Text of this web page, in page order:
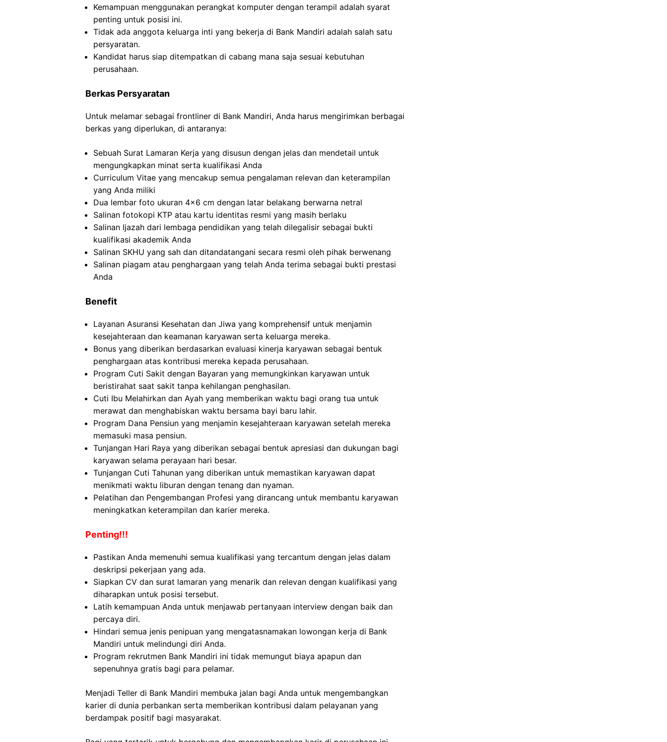
Kemampuan menggunakan perangkat komputer dengan terampil adalah syarat
penting untuk posisi ini.
Tidak ada anggota keluarga inti yang bekerja di Bank Mandiri adalah salah satu
persyaratan.
Kandidat harus siap ditempatkan di cabang mana saja sesuai kebutuhan
perusahaan.
Berkas Persyaratan
Untuk melamar sebagai frontliner di Bank Mandiri, Anda harus mengirimkan berbagai
berkas yang diperlukan, di antaranya:
Sebuah Surat Lamaran Kerja yang disusun dengan jelas dan mendetail untuk
mengungkapkan minat serta kualifikasi Anda
Curriculum Vitae yang mencakup semua pengalaman relevan dan keterampilan
yang Anda miliki
Dua lembar foto ukuran 4×6 cm dengan latar belakang berwarna netral
Salinan fotokopi KTP atau kartu identitas resmi yang masih berlaku
Salinan Ijazah dari lembaga pendidikan yang telah dilegalisir sebagai bukti
kualifikasi akademik Anda
Salinan SKHU yang sah dan ditandatangani secara resmi oleh pihak berwenang
Salinan piagam atau penghargaan yang telah Anda terima sebagai bukti prestasi
Anda
Benefit
Layanan Asuransi Kesehatan dan Jiwa yang komprehensif untuk menjamin
kesejahteraan dan keamanan karyawan serta keluarga mereka.
Bonus yang diberikan berdasarkan evaluasi kinerja karyawan sebagai bentuk
penghargaan atas kontribusi mereka kepada perusahaan.
Program Cuti Sakit dengan Bayaran yang memungkinkan karyawan untuk
beristirahat saat sakit tanpa kehilangan penghasilan.
Cuti Ibu Melahirkan dan Ayah yang memberikan waktu bagi orang tua untuk
merawat dan menghabiskan waktu bersama bayi baru lahir.
Program Dana Pensiun yang menjamin kesejahteraan karyawan setelah mereka
memasuki masa pensiun.
Tunjangan Hari Raya yang diberikan sebagai bentuk apresiasi dan dukungan bagi
karyawan selama perayaan hari besar.
Tunjangan Cuti Tahunan yang diberikan untuk memastikan karyawan dapat
menikmati waktu liburan dengan tenang dan nyaman.
Pelatihan dan Pengembangan Profesi yang dirancang untuk membantu karyawan
meningkatkan keterampilan dan karier mereka.
Penting!!!
Pastikan Anda memenuhi semua kualifikasi yang tercantum dengan jelas dalam
deskripsi pekerjaan yang ada.
Siapkan CV dan surat lamaran yang menarik dan relevan dengan kualifikasi yang
diharapkan untuk posisi tersebut.
Latih kemampuan Anda untuk menjawab pertanyaan interview dengan baik dan
percaya diri.
Hindari semua jenis penipuan yang mengatasnamakan lowongan kerja di Bank
Mandiri untuk melindungi diri Anda.
Program rekrutmen Bank Mandiri ini tidak memungut biaya apapun dan
sepenuhnya gratis bagi para pelamar.
Menjadi Teller di Bank Mandiri membuka jalan bagi Anda untuk mengembangkan
karier di dunia perbankan serta memberikan kontribusi dalam pelayanan yang
berdampak positif bagi masyarakat.